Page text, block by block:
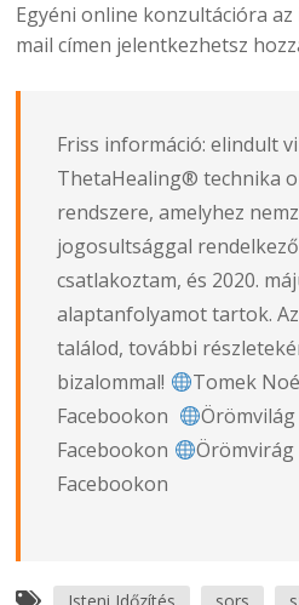
Egyéni online konzultációra
mail címen jelentkezhetsz
Friss információ: elindult
ThetaHealing® technika
rendszere, amelyhez
jogosultsággal
csatlakoztam, és 2020.
alaptanfolyamot tartok.
találod, további
bizalommal!
Tomek
Facebookon
Facebookon
Örömvirág
Facebookon